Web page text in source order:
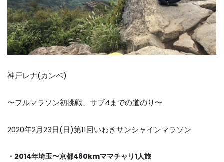
神戸レナ(カンベ)
〜フルマラソン初挑戦、サブ4までの道のり〜
2020年2月23日(日)第11回いわきサンシャインマラソン
・ 2014年埼玉〜京都480kmママチャリ1人旅